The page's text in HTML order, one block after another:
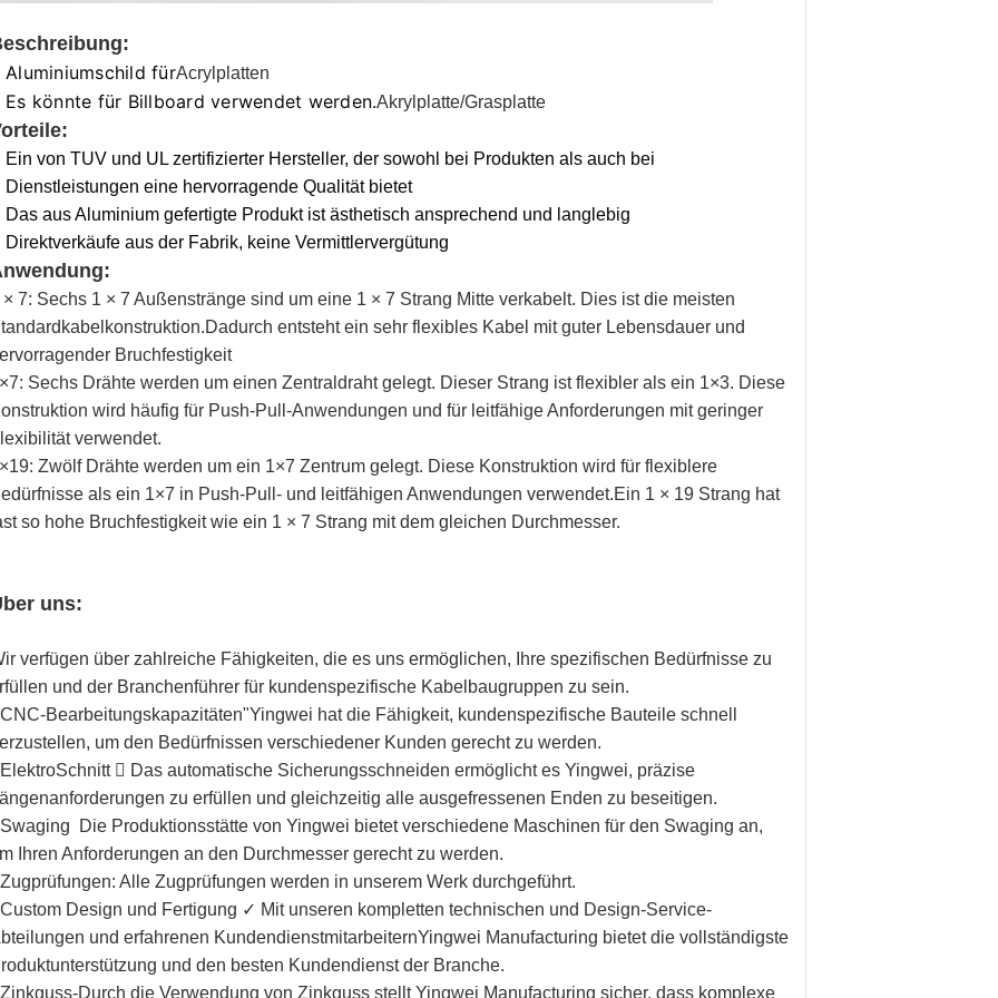
Aluminiumschild fürAcrylplatten
Es könnte für Billboard verwendet werden.Akrylplatte/Grasplatte
Ein von TUV und UL zertifizierter Hersteller, der sowohl bei Produkten als auch bei
Dienstleistungen eine hervorragende Qualität bietet
Das aus Aluminium gefertigte Produkt ist ästhetisch ansprechend und langlebig
Direktverkäufe aus der Fabrik, keine Vermittlervergütung
:
× 7: Sechs 1 × 7 Außenstränge sind um eine 1 × 7 Strang Mitte verkabelt. Dies ist die meisten
entsteht ein sehr flexibles Kabel mit guter Lebensdauer und
Bruchfestigkeit
Sechs Drähte werden um einen Zentraldraht gelegt. Dieser Strang ist flexibler als ein 1×3. Diese
wird häufig für Push-Pull-Anwendungen und für leitfähige Anforderungen mit geringer
verwendet.
Zwölf Drähte werden um ein 1×7 Zentrum gelegt. Diese Konstruktion wird für flexiblere
als ein 1×7 in Push-Pull- und leitfähigen Anwendungen verwendet.Ein 1 × 19 Strang hat
so hohe Bruchfestigkeit wie ein 1 × 7 Strang mit dem gleichen Durchmesser.
uns:
verfügen über zahlreiche Fähigkeiten, die es uns ermöglichen, Ihre spezifischen Bedürfnisse zu
und der Branchenführer für kundenspezifische Kabelbaugruppen zu sein.
Bearbeitungskapazitäten"Yingwei hat die Fähigkeit, kundenspezifische Bauteile schnell
um den Bedürfnissen verschiedener Kunden gerecht zu werden.
 Das automatische Sicherungsschneiden ermöglicht es Yingwei, präzise
zu erfüllen und gleichzeitig alle ausgefressenen Enden zu beseitigen.
 Die Produktionsstätte von Yingwei bietet verschiedene Maschinen für den Swaging an,
Ihren Anforderungen an den Durchmesser gerecht zu werden.
Alle Zugprüfungen werden in unserem Werk durchgeführt.
Design und Fertigung ✓ Mit unseren kompletten technischen und Design-Service-
und erfahrenen KundendienstmitarbeiternYingwei Manufacturing bietet die vollständigste
und den besten Kundendienst der Branche.
Durch die Verwendung von Zinkguss stellt Yingwei Manufacturing sicher, dass komplexe